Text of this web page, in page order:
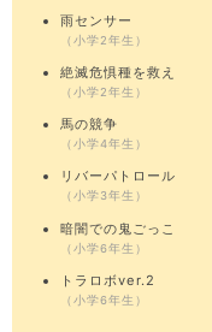
雨センサー
（小学2年生）
絶滅危惧種を救え
（小学2年生）
馬の競争
（小学4年生）
リバーパトロール
（小学3年生）
暗闇での鬼ごっこ
（小学6年生）
トラロボver.2
（小学6年生）